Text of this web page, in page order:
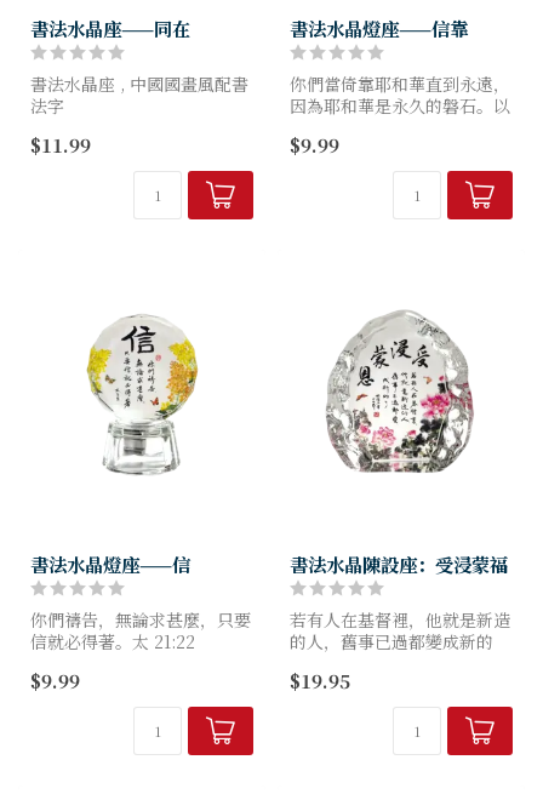
書法水晶座——同在
書法水晶座 , 中國國畫風配書
法字
........ 與 你 同 在
尺寸: 6cm* 8cm *1.8cm
$11.99
書法水晶燈座——信靠
你們當倚靠耶和華直到永遠，
因為耶和華是永久的磐石。以
尺寸： 約 (闊) 1寸 (長) 1寸
$9.99
書法水晶燈座——信
你們禱告，無論求甚麼，只要
信就必得著。太 21:22
尺寸： 約 (闊) 1寸 (長) 1寸
$9.99
書法水晶陳設座：受浸蒙福
若有人在基督裡，他就是新造
的人，舊事已過都變成新的
產品編號：CYVKK215
座枱尺寸：8cm(W) x
$19.95